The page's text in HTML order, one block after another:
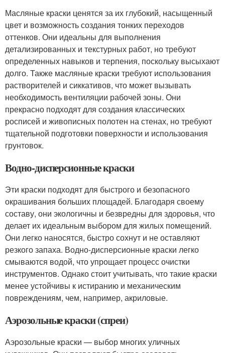
Масляные краски ценятся за их глубокий, насыщенный
цвет и возможность создания тонких переходов
оттенков. Они идеальны для выполнения
детализированных и текстурных работ, но требуют
определенных навыков и терпения, поскольку высыхают
долго. Также масляные краски требуют использования
растворителей и сиккативов, что может вызывать
необходимость вентиляции рабочей зоны. Они
прекрасно подходят для создания классических
росписей и живописных полотен на стенах, но требуют
тщательной подготовки поверхности и использования
грунтовок.
Водно-дисперсионные краски
Эти краски подходят для быстрого и безопасного
окрашивания больших площадей. Благодаря своему
составу, они экологичны и безвредны для здоровья, что
делает их идеальным выбором для жилых помещений.
Они легко наносятся, быстро сохнут и не оставляют
резкого запаха. Водно-дисперсионные краски легко
смываются водой, что упрощает процесс очистки
инструментов. Однако стоит учитывать, что такие краски
менее устойчивы к истиранию и механическим
повреждениям, чем, например, акриловые.
Аэрозольные краски (спреи)
Аэрозольные краски — выбор многих уличных